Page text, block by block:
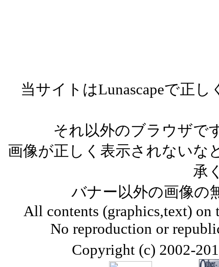
当サイトはLunascapeで正
それ以外のブラウザで
画像が正しく表示されないな
承
バナー以外の画像の
All contents (graphics,text) on
No reproduction or
Copyright (c) 2002-